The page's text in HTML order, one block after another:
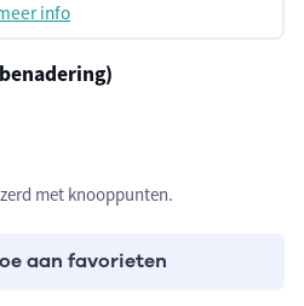
info
met knooppunten.
aan favorieten